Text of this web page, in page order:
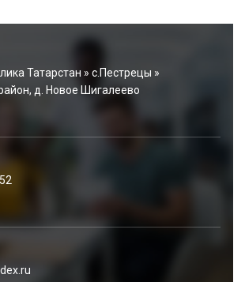
Татарстан » c.Пестрецы »
д. Новое Шигалеево